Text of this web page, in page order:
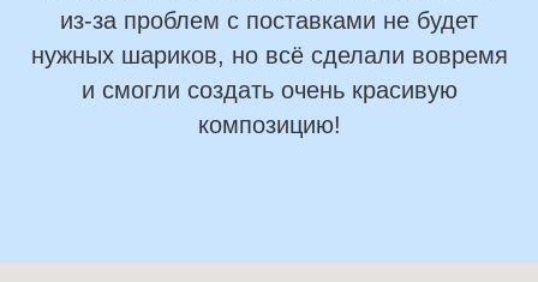
из-за проблем с поставками не будет
нужных шариков, но всё сделали вовремя
и смогли создать очень красивую
композицию!